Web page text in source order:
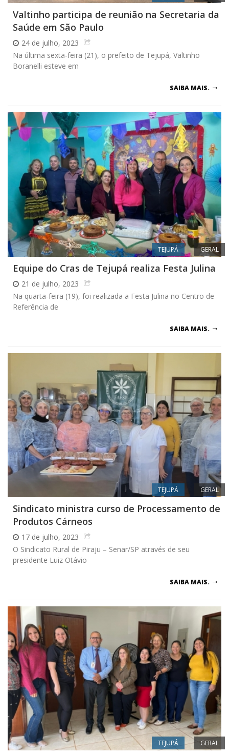
Valtinho participa de reunião na Secretaria da
Saúde em São Paulo
24 de julho, 2023
Na última sexta-feira (21), o prefeito de Tejupá, Valtinho
Boranelli esteve em
SAIBA MAIS.
TEJUPÁ GERAL
Equipe do Cras de Tejupá realiza Festa Julina
21 de julho, 2023
Na quarta-feira (19), foi realizada a Festa Julina no Centro de
Referência de
SAIBA MAIS.
TEJUPÁ GERAL
Sindicato ministra curso de Processamento de
Produtos Cárneos
17 de julho, 2023
O Sindicato Rural de Piraju – Senar/SP através de seu
presidente Luiz Otávio
SAIBA MAIS.
TEJUPÁ GERAL